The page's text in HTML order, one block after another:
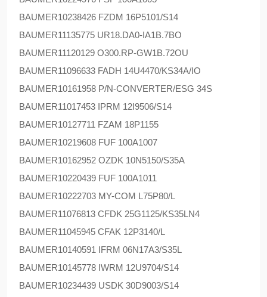
BAUMER10238426 FZDM 16P5101/S14
BAUMER11135775 UR18.DA0-IA1B.7BO
BAUMER11120129 O300.RP-GW1B.72OU
BAUMER11096633 FADH 14U4470/KS34A/IO
BAUMER10161958 P/N-CONVERTER/ESG 34S
BAUMER11017453 IPRM 12I9506/S14
BAUMER10127711 FZAM 18P1155
BAUMER10219608 FUF 100A1007
BAUMER10162952 OZDK 10N5150/S35A
BAUMER10220439 FUF 100A1011
BAUMER10222703 MY-COM L75P80/L
BAUMER11076813 CFDK 25G1125/KS35LN4
BAUMER11045945 CFAK 12P3140/L
BAUMER10140591 IFRM 06N17A3/S35L
BAUMER10145778 IWRM 12U9704/S14
BAUMER10234439 USDK 30D9003/S14